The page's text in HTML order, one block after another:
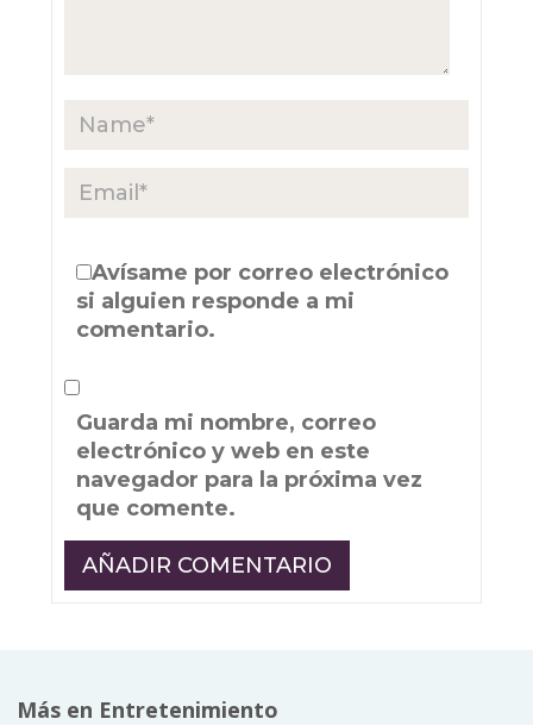
Avísame por correo electrónico
si alguien responde a mi
comentario.
Guarda mi nombre, correo
electrónico y web en este
navegador para la próxima vez
que comente.
Más en Entretenimiento